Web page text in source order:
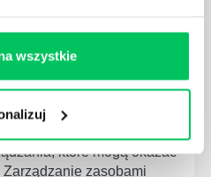
wszystkie
POWINIEN ZNAĆ
które mogą okazać
zasobami